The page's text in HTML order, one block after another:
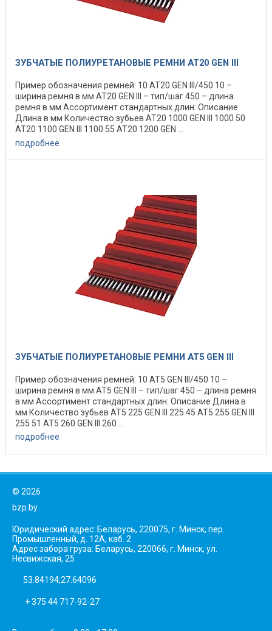
ЗУБЧАТЫЕ ПОЛИУРЕТАНОВЫЕ РЕМНИ AT20 GEN III
Пример обозначения ремней: 10 AT20 GEN III/450 10 –
ширина ремня в мм AT20 GEN III – тип/шаг 450 – длина
ремня в мм Ассортимент стандартных длин: Описание
Длина в мм Количество зубьев AT20 1000 GEN III 1000 50
AT20 1100 GEN III 1100 55 AT20 1200 GEN ...
подробнее
ЗУБЧАТЫЕ ПОЛИУРЕТАНОВЫЕ РЕМНИ AT5 GEN III
Пример обозначения ремней: 10 AT5 GEN III/450 10 –
ширина ремня в мм AT5 GEN III – тип/шаг 450 – длина ремня
в мм Ассортимент стандартных длин: Описание Длина в
мм Количество зубьев AT5 225 GEN III 225 45 AT5 255 GEN III
255 51 AT5 260 GEN III 260 ...
подробнее
© 2026
bzp.by
Юридический адрес: Беларусь, 220075, г. Минск, пер.
Промышленный, д. 12А, каб. 2
Адрес забора груза: Беларусь, 220066, г. Минск, ул.
Несвижская, 25
53.84194,27.64096
+ 375 44 717-92-27